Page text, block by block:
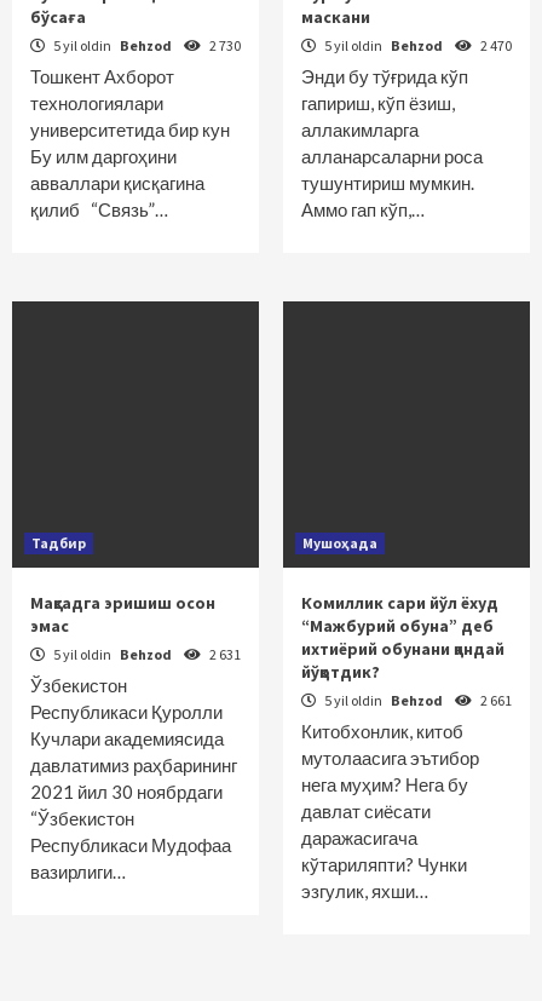
бўсаға
5 yil oldin Behzod 2 730
Тошкент Ахборот
технологиялари
университетида бир кун
Бу илм даргоҳини
авваллари қисқагина
қилиб “Связь”…
маскани
5 yil oldin Behzod 2 470
Энди бу тўғрида кўп
гапириш, кўп ёзиш,
аллакимларга
алланарсаларни роса
тушунтириш мумкин.
Аммо гап кўп,…
Тадбир
Мақсадга эришиш осон
эмас
5 yil oldin Behzod 2 631
Ўзбекистон
Республикаси Қуролли
Кучлари академиясида
давлатимиз раҳбарининг
2021 йил 30 ноябрдаги
“Ўзбекистон
Республикаси Мудофаа
вазирлиги…
Мушоҳада
Комиллик сари йўл ёхуд
“Мажбурий обуна” деб
ихтиёрий обунани қандай
йўқотдик?
5 yil oldin Behzod 2 661
Китобхонлик, китоб
мутолаасига эътибор
нега муҳим? Нега бу
давлат сиёсати
даражасигача
кўтариляпти? Чунки
эзгулик, яхши…